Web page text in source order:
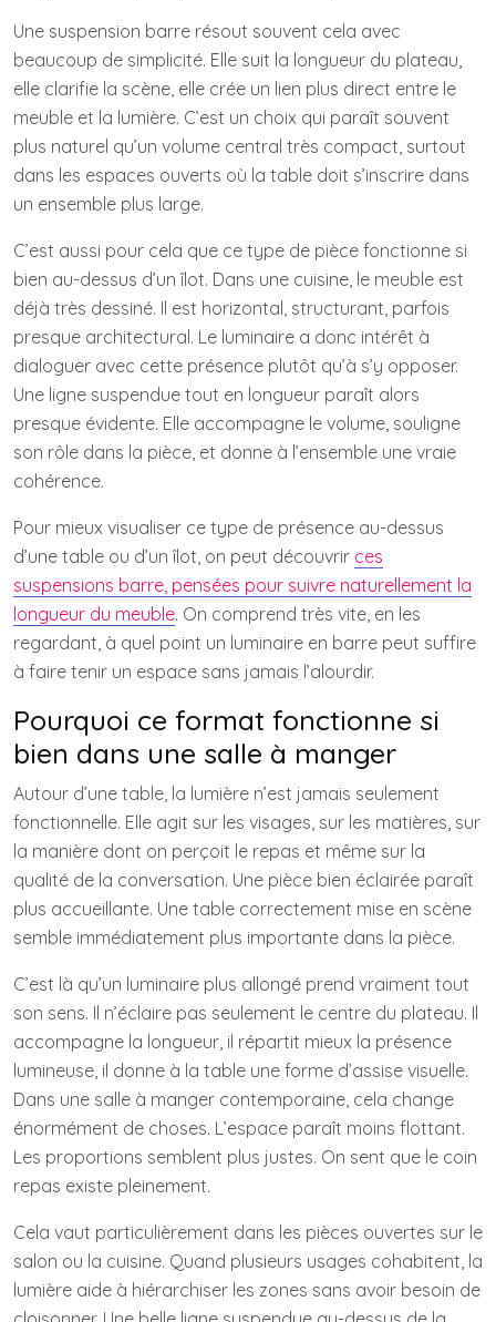
Une suspension barre résout souvent cela avec
beaucoup de simplicité. Elle suit la longueur du plateau,
elle clarifie la scène, elle crée un lien plus direct entre le
meuble et la lumière. C’est un choix qui paraît souvent
plus naturel qu’un volume central très compact, surtout
dans les espaces ouverts où la table doit s’inscrire dans
un ensemble plus large.
C’est aussi pour cela que ce type de pièce fonctionne si
bien au-dessus d’un îlot. Dans une cuisine, le meuble est
déjà très dessiné. Il est horizontal, structurant, parfois
presque architectural. Le luminaire a donc intérêt à
dialoguer avec cette présence plutôt qu’à s’y opposer.
Une ligne suspendue tout en longueur paraît alors
presque évidente. Elle accompagne le volume, souligne
son rôle dans la pièce, et donne à l’ensemble une vraie
cohérence.
Pour mieux visualiser ce type de présence au-dessus
d’une table ou d’un îlot, on peut découvrir ces
suspensions barre, pensées pour suivre naturellement la
longueur du meuble. On comprend très vite, en les
regardant, à quel point un luminaire en barre peut suffire
à faire tenir un espace sans jamais l’alourdir.
Pourquoi ce format fonctionne si
bien dans une salle à manger
Autour d’une table, la lumière n’est jamais seulement
fonctionnelle. Elle agit sur les visages, sur les matières, sur
la manière dont on perçoit le repas et même sur la
qualité de la conversation. Une pièce bien éclairée paraît
plus accueillante. Une table correctement mise en scène
semble immédiatement plus importante dans la pièce.
C’est là qu’un luminaire plus allongé prend vraiment tout
son sens. Il n’éclaire pas seulement le centre du plateau. Il
accompagne la longueur, il répartit mieux la présence
lumineuse, il donne à la table une forme d’assise visuelle.
Dans une salle à manger contemporaine, cela change
énormément de choses. L’espace paraît moins flottant.
Les proportions semblent plus justes. On sent que le coin
repas existe pleinement.
Cela vaut particulièrement dans les pièces ouvertes sur le
salon ou la cuisine. Quand plusieurs usages cohabitent, la
lumière aide à hiérarchiser les zones sans avoir besoin de